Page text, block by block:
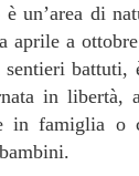
è un’area di
aprile a
battuti,
in libertà,
in famiglia o